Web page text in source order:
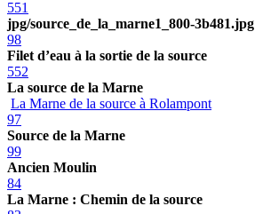
551
jpg/source_de_la_marne1_800-3b481.jpg
98
Filet d’eau à la sortie de la source
552
La source de la Marne
La Marne de la source à Rolampont
97
Source de la Marne
99
Ancien Moulin
84
La Marne : Chemin de la source